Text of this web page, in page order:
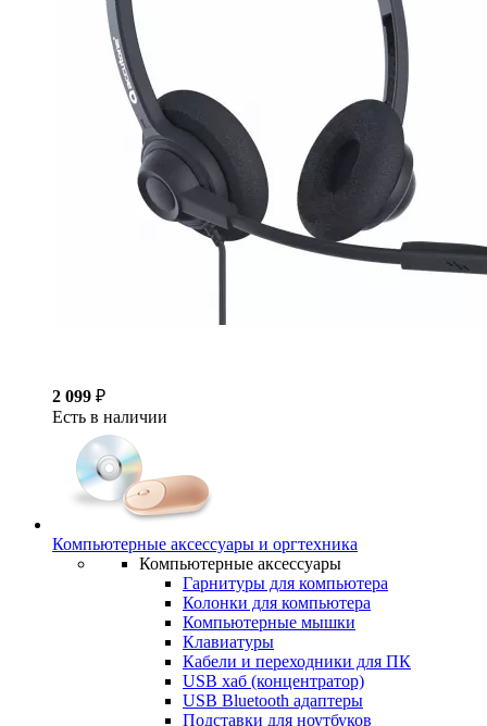
2 099 ₽
Есть в наличии
Компьютерные аксессуары и оргтехника
Компьютерные аксессуары
Гарнитуры для компьютера
Колонки для компьютера
Компьютерные мышки
Клавиатуры
Кабели и переходники для ПК
USB хаб (концентратор)
USB Bluetooth адаптеры
Подставки для ноутбуков